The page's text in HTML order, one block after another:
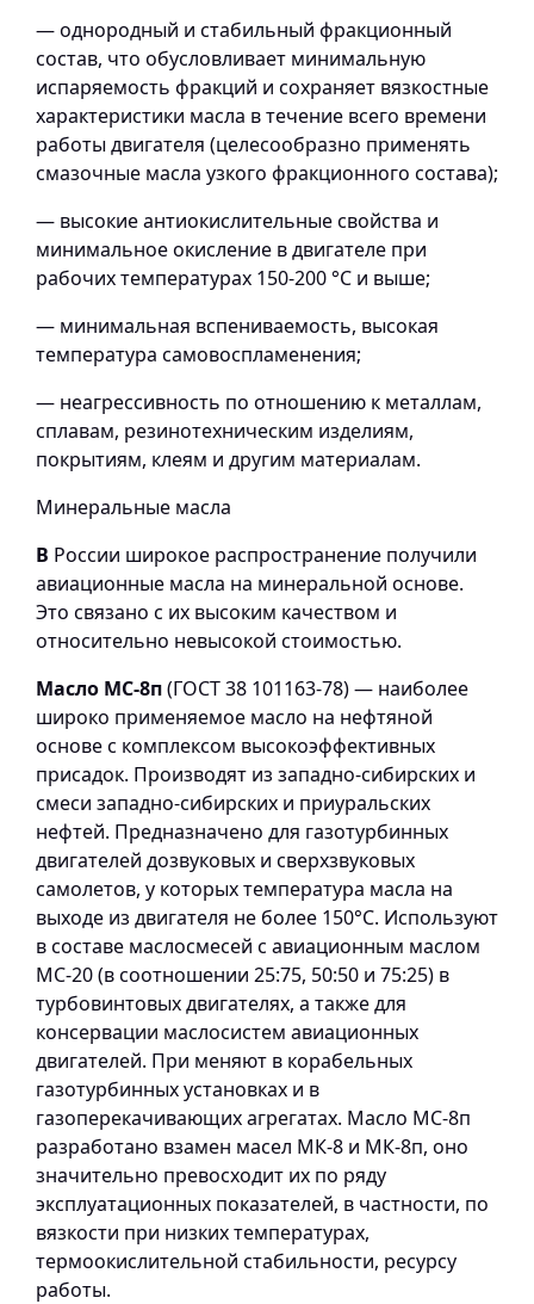
— однородный и стабильный фракционный
состав, что обусловливает минимальную
испаряемость фракций и сохраняет вязкостные
характеристики масла в течение всего времени
работы двигателя (целесообразно применять
смазочные масла узкого фракционного состава);
— высокие антиокислительные свойства и
минимальное окисление в двигателе при
рабочих температурах 150-200 °С и выше;
— минимальная вспениваемость, высокая
температура самовоспламенения;
— неагрессивность по отношению к металлам,
сплавам, резинотехническим изделиям,
покрытиям, клеям и другим материалам.
Минеральные масла
В России широкое распространение получили
авиационные масла на минеральной основе.
Это связано с их высоким качеством и
относительно невысокой стоимостью.
Масло МС-8п(ГОСТ 38 101163-78) — наиболее
широко применяемое масло на нефтяной
основе с комплексом высокоэффективных
присадок. Производят из западно-сибирских и
смеси западно-сибирских и приуральских
нефтей. Предназначено для газотурбинных
двигателей дозвуковых и сверхзвуковых
самолетов, у которых температура масла на
выходе из двигателя не более 150°С. Используют
в составе маслосмесей с авиационным маслом
МС-20 (в соотношении 25:75, 50:50 и 75:25) в
турбовинтовых двигателях, а также для
консервации маслосистем авиационных
двигателей. При меняют в корабельных
газотурбинных установках и в
газоперекачивающих агрегатах. Масло МС-8п
разработано взамен масел МК-8 и МК-8п, оно
значительно превосходит их по ряду
эксплуатационных показателей, в частности, по
вязкости при низких температурах,
термоокислительной стабильности, ресурсу
работы.